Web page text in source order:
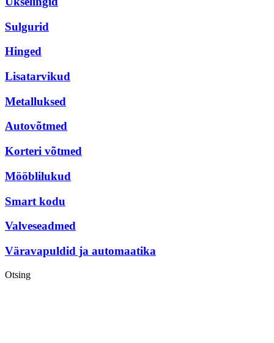
Sulgurid
Hinged
Lisatarvikud
Metalluksed
Autovõtmed
Korteri võtmed
Mööblilukud
Smart kodu
Valveseadmed
Väravapuldid ja automaatika
Otsing